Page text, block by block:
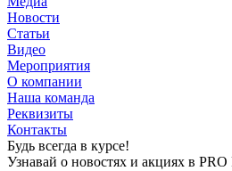
Новости
Статьи
Видео
Мероприятия
О компании
Наша команда
Реквизиты
Контакты
Будь всегда в курсе!
Узнавай о новостях и акциях в